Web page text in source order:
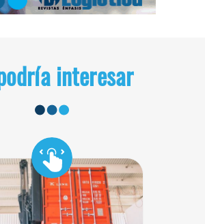
interesar